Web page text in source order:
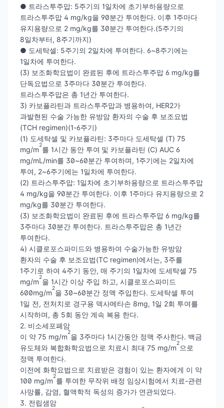
● 트라스투주맙: 5주기의 1일차에 초기부하용량으로
트라스투주맙 4 mg/kg을 90분간 투여한다. 이후 1주마다
유지용량으로 2 mg/kg를 30분간 투여한다.(5주기의
8일차부터, 8주기까지)
● 도세탁셀: 5주기의 2일차에 투여한다. 6~8주기에는
1일차에 투여한다.
(3) 보조화학요법이 완료된 후에 트라스투주맙 6 mg/kg를
단독요법으로 3주마다 30분간 투여한다.
트라스투주맙은 총 1년간 투여한다.
3) 카보플라틴과 트라스투주맙과 병용하여, HER2가
과발현된 수술 가능한 유방암 환자의 수술 후 보조요법
(TCH regimen)(1-6주기)
(1) 도세탁셀 및 카보플라틴: 3주마다 도세탁셀 (T) 75
mg/m
2
를 1시간 동안 투여 및 카보플라틴 (C) AUC 6
mg/mL/min를 30~60분간 투여하며, 1주기에는 2일차에
투여, 2~6주기에는 1일차에 투여한다.
(2) 트라스투주맙: 1일차에 초기부하용량으로 트라스투주맙
4 mg/kg을 90분간 투여한다. 이후 1주마다 유지용량으로 2
mg/kg를 30분간 투여한다.
(3) 보조화학요법이 완료된 후에 트라스투주맙 6 mg/kg를
3주마다 30분간 투여한다. 트라스투주맙은 총 1년간
투여한다.
4) 시클로포스파미드와 병용하여 수술가능한 유방암
환자의 수술 후 보조요법(TC regimen)에서는, 3주를
1주기로 하여 4주기 동안, 매 주기의 1일차에 도세탁셀 75
mg/m
2
을 1시간 이상 주입 하고, 시클로포스파미드
600mg/m
2
을 30~60분간 정맥 주입한다. 도세탁셀 투여
1일 전, 전처치로 경구용 덱사메타손 8mg, 1일 2회 투여를
시작하며, 총 5회 동안 계속 복용 한다.
2. 비소세포폐암
이 약 75 mg/m
2
을 3주마다 1시간동안 정맥 주사한다. 백금
유도체와 복합화학요법으로 치료시 최대 75 mg/m
2
으로
정맥 투여한다.
이전에 화학요법으로 치료받은 경험이 있는 환자에게 이 약
100 mg/m
2
를 투여한 무작위 배정 임상시험에서 치료-관련
사망률, 감염, 혈액학적 독성의 증가가 연관되었다.
3. 전립샘암